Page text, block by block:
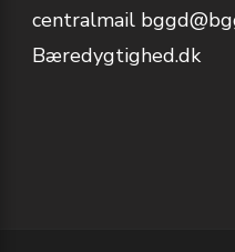
centralmail
Bæredygtighed.dk